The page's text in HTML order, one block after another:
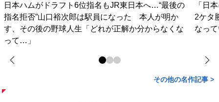
日本ハムがドラフト6位指名もJR東日本へ…“最後の
指名拒否”山口裕次郎は駅員になった 本人が明か
す、その後の野球人生「どれが正解か分からなくな
って…」
「日
2ケタ
なっ
その他の名作記事 >